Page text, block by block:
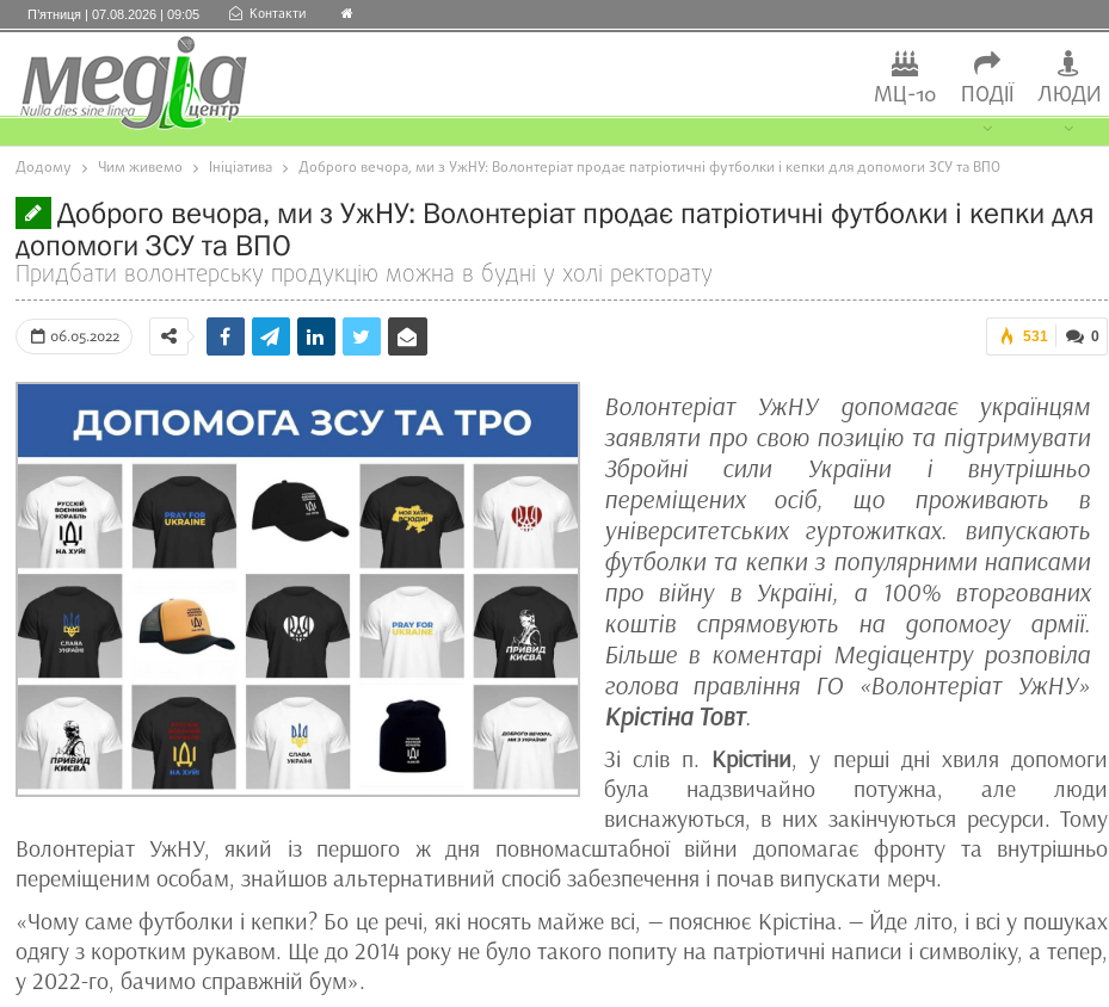
П’ятниця | 07.08.2026 | 09:05 Контакти
МЦ-10 ПОДІЇ ЛЮДИ
Додому Чим живемо Ініціатива Доброго вечора, ми з УжНУ: Волонтеріат продає патріотичні футболки і кепки для допомоги ЗСУ та ВПО
Доброго вечора, ми з УжНУ: Волонтеріат продає патріотичні футболки і кепки для
допомоги ЗСУ та ВПО
Придбати волонтерську продукцію можна в будні у холі ректорату
06.05.2022 0
531
Волонтеріат УжНУ допомагає українцям
заявляти про свою позицію та підтримувати
Збройні сили України і внутрішньо
переміщених осіб, що проживають в
університетських гуртожитках. випускають
футболки та кепки з популярними написами
про війну в Україні, а 100% вторгованих
коштів спрямовують на допомогу армії.
Більше в коментарі Медіацентру розповіла
голова правління ГО «Волонтеріат УжНУ»
Крістіна Товт.
Зі слів п. Крістіни, у перші дні хвиля допомоги
була надзвичайно потужна, але люди
виснажуються, в них закінчуються ресурси. Тому
Волонтеріат УжНУ, який із першого ж дня повномасштабної війни допомагає фронту та внутрішньо
переміщеним особам, знайшов альтернативний спосіб забезпечення і почав випускати мерч.
«Чому саме футболки і кепки? Бо це речі, які носять майже всі, — пояснює Крістіна. — Йде літо, і всі у пошуках
одягу з коротким рукавом. Ще до 2014 року не було такого попиту на патріотичні написи і символіку, а тепер,
у 2022-го, бачимо справжній бум».